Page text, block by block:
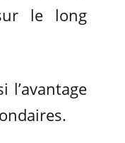
le long
l’avantage